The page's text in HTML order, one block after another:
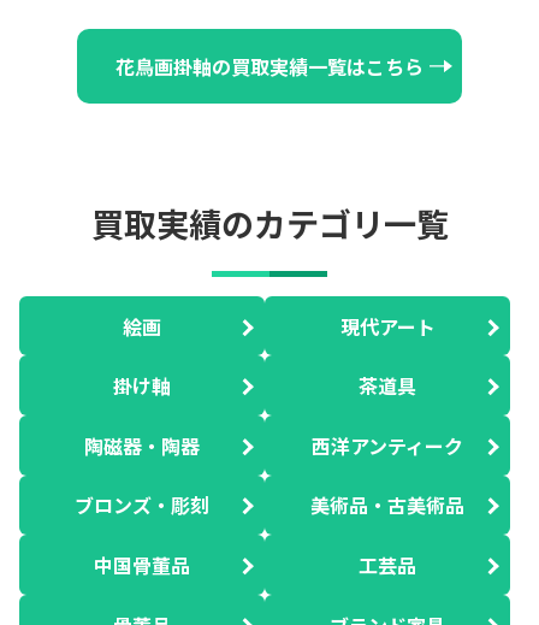
花鳥画掛軸の買取実績一覧はこちら
買取実績のカテゴリ一覧
絵画 現代アート
掛け軸 茶道具
陶磁器・陶器 西洋アンティーク
ブロンズ・彫刻 美術品・古美術品
中国骨董品 工芸品